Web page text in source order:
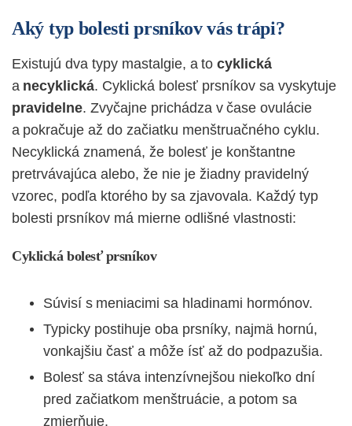
Aký typ bolesti prsníkov vás trápi?
Existujú dva typy mastalgie, a to cyklická
a necyklická. Cyklická bolesť prsníkov sa vyskytuje
pravidelne. Zvyčajne prichádza v čase ovulácie
a pokračuje až do začiatku menštruačného cyklu.
Necyklická znamená, že bolesť je konštantne
pretrvávajúca alebo, že nie je žiadny pravidelný
vzorec, podľa ktorého by sa zjavovala. Každý typ
bolesti prsníkov má mierne odlišné vlastnosti:
Cyklická bolesť prsníkov
Súvisí s meniacimi sa hladinami hormónov.
Typicky postihuje oba prsníky, najmä hornú,
vonkajšiu časť a môže ísť až do podpazušia.
Bolesť sa stáva intenzívnejšou niekoľko dní
pred začiatkom menštruácie, a potom sa
zmierňuje.